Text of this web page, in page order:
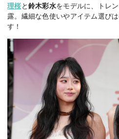
理桜 と 鈴木彩水をモデルに、トレ
露。繊細な色使いやアイテム選び
す！